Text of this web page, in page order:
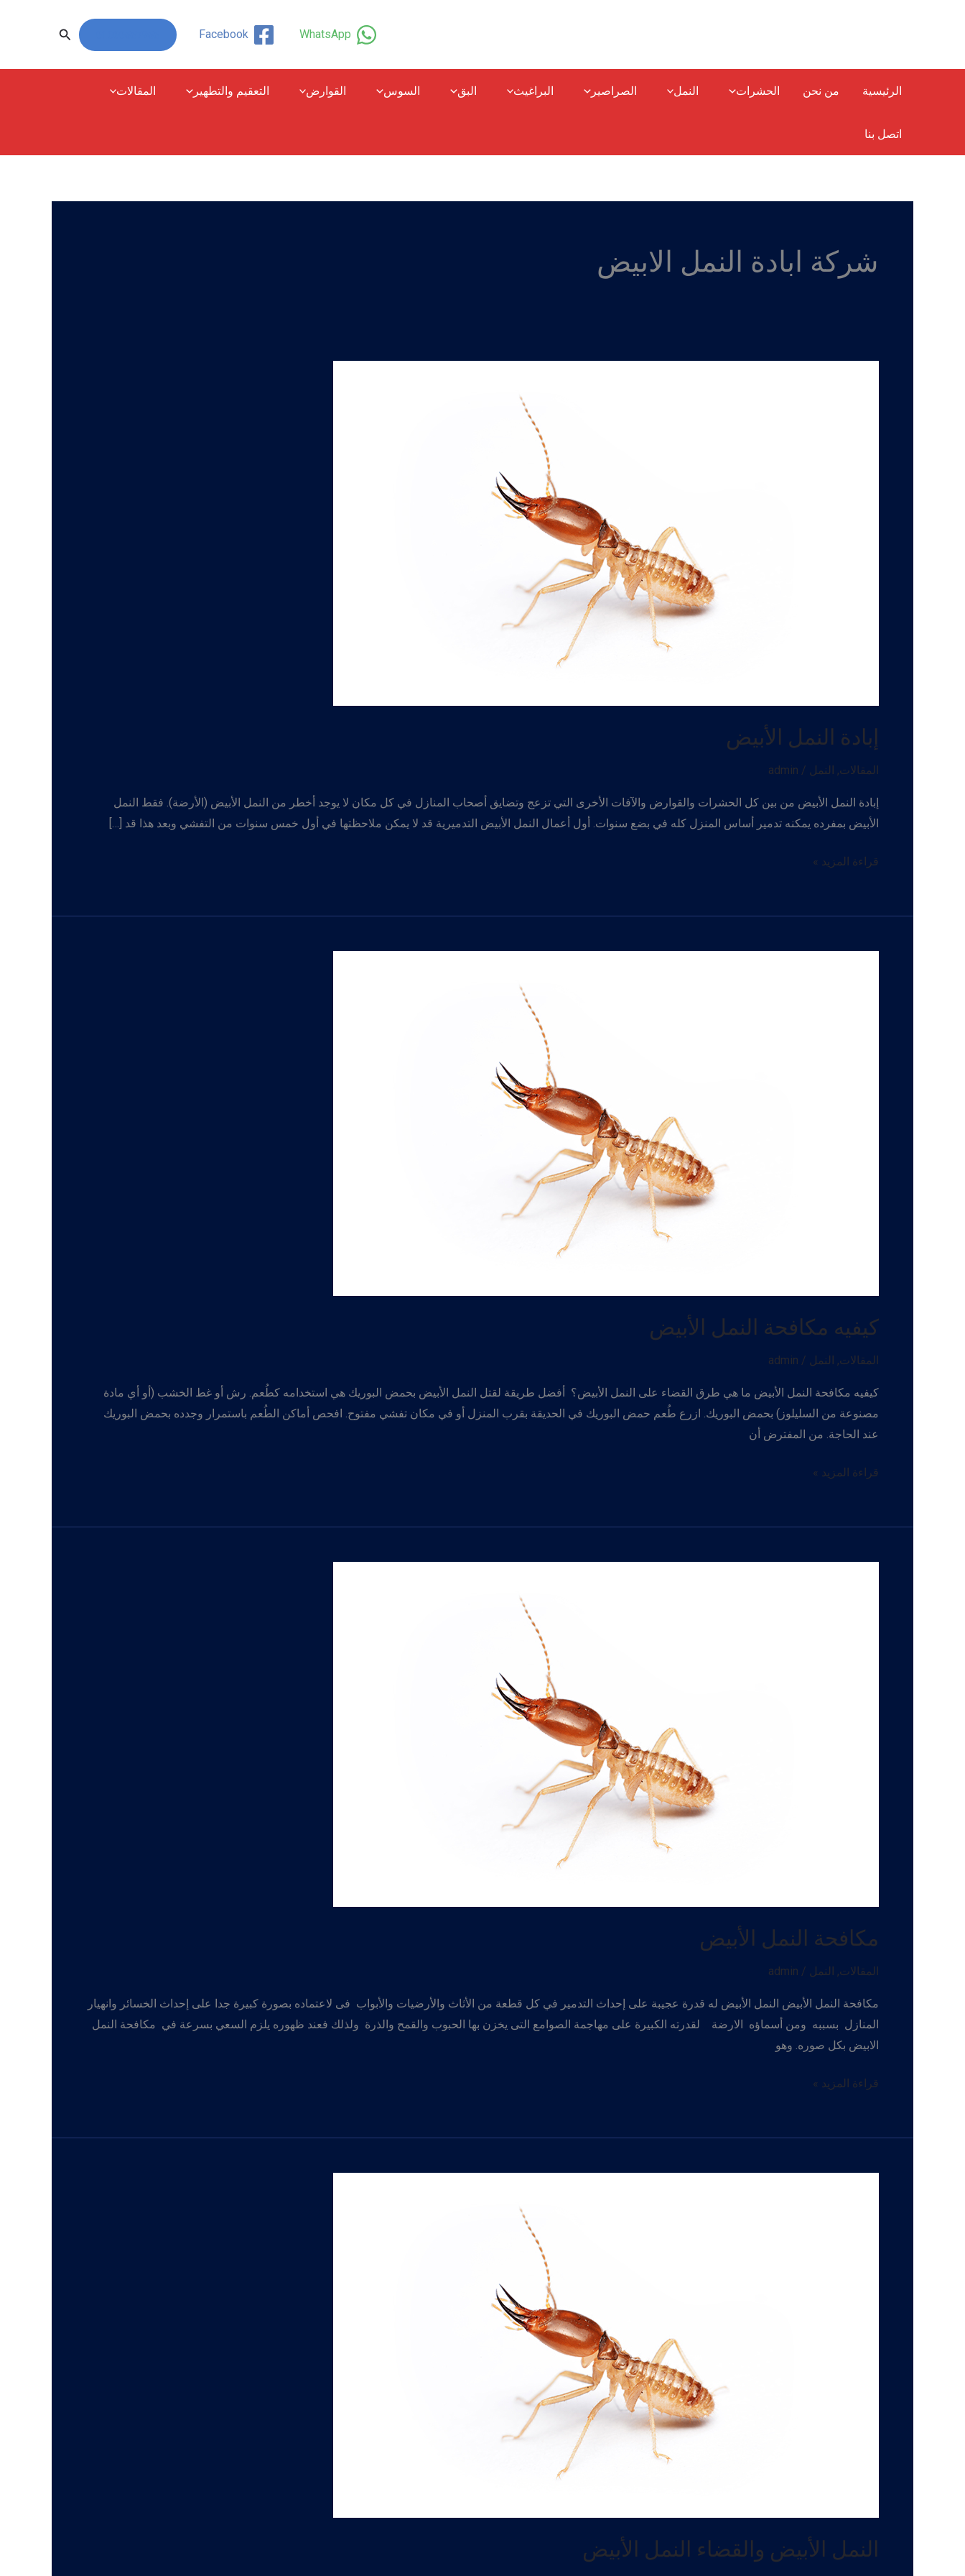
WhatsApp
Facebook البحث
الرئيسية من نحن الحشرات النمل الصراصير البراغيث البق السوس القوارض التعقيم والتطهير المقالات
اتصل بنا
شركة ابادة النمل الابيض
إبادة النمل الأبيض
المقالات, النمل /
admin
إبادة النمل الأبيض من بين كل الحشرات والقوارض والآفات الأخرى التي تزعج وتضايق أصحاب المنازل في كل مكان لا يوجد أخطر من النمل الأبيض (الأرضة). فقط النمل
الأبيض بمفرده يمكنه تدمير أساس المنزل كله في بضع سنوات. أول أعمال النمل الأبيض التدميرية قد لا يمكن ملاحظتها في أول خمس سنوات من التفشي وبعد هذا قد […]
إبادة
قراءة المزيد »
كيفيه مكافحة النمل الأبيض
المقالات, النمل /
admin
كيفيه مكافحة النمل الأبيض ما هي طرق القضاء على النمل الأبيض؟ أفضل طريقة لقتل النمل الأبيض بحمض البوريك هي استخدامه كطُعم. رش أو غط الخشب (أو أي مادة
مصنوعة من السليلوز) بحمض البوريك. ازرع طُعم حمض البوريك في الحديقة بقرب المنزل أو في مكان تفشي مفتوح. افحص أماكن الطُعم باستمرار وجدده بحمض البوريك
عند الحاجة. من المفترض أن
كيفيه
قراءة المزيد »
مكافحة النمل الأبيض
المقالات, النمل /
admin
مكافحة النمل الأبيض النمل الأبيض له قدرة عجيبة على إحداث التدمير في كل قطعة من الأثاث والأرضيات والأبواب فى لاعتماده بصورة كبيرة جدا على إحداث الخسائر وانهيار
المنازل بسببه ومن أسماؤه الارضة لقدرته الكبيرة على مهاجمة الصوامع التى يخزن بها الحبوب والقمح والذرة ولذلك فعند ظهوره يلزم السعي بسرعة في مكافحة النمل
الابيض بكل صوره. وهو
مكافحة
قراءة المزيد »
النمل الأبيض والقضاء النمل الأبيض